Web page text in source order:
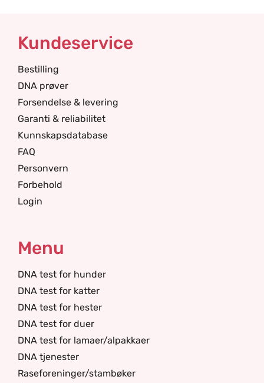
Kundeservice
Bestilling
DNA prøver
Forsendelse & levering
Garanti & reliabilitet
Kunnskapsdatabase
FAQ
Personvern
Forbehold
Login
Menu
DNA test for hunder
DNA test for katter
DNA test for hester
DNA test for duer
DNA test for lamaer/alpakkaer
DNA tjenester
Raseforeninger/stambøker